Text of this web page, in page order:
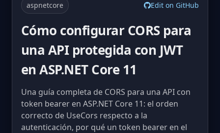
aspnetcore
Edit on GitHub
Cómo configurar CORS para
una API protegida con JWT
en ASP.NET Core 11
Una guía completa de CORS para una API con
token bearer en ASP.NET Core 11: el orden
correcto de UseCors respecto a la
autenticación, por qué un token bearer en el